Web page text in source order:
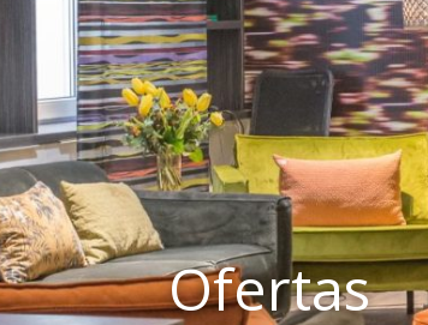
Ofertas